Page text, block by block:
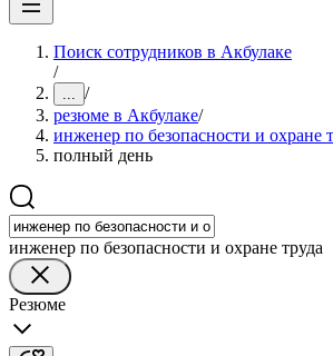
Поиск сотрудников в Акбулаке
/
... /
резюме в Акбулаке/
инженер по безопасности и охране
полный день
инженер по безопасности и охране труда
Резюме